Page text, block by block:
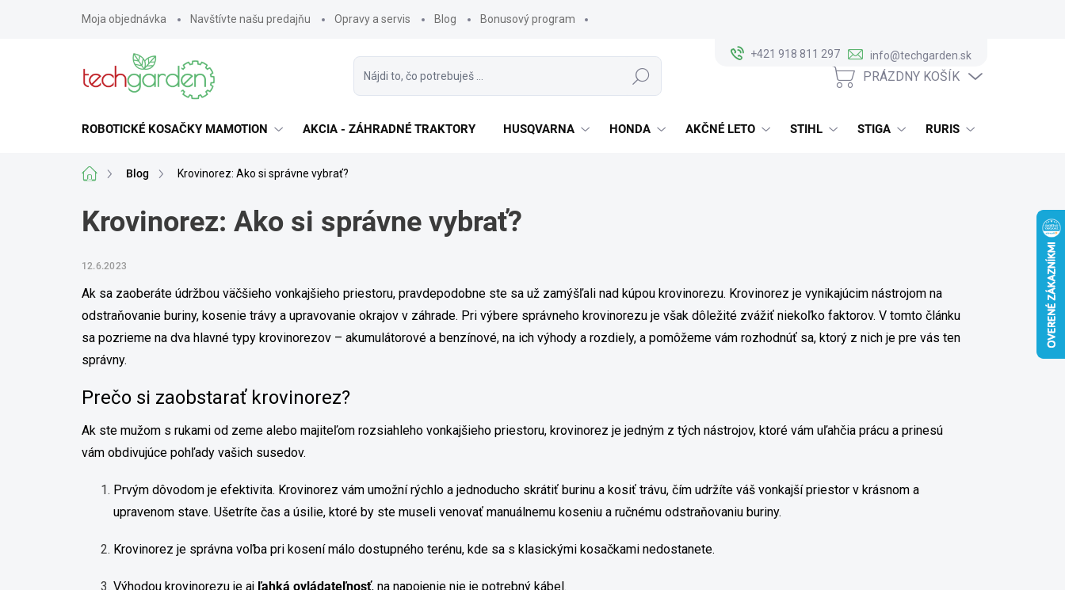
+421 918 811 297
info@techgarden.sk
Moja objednávka Navštívte našu predajňu Opravy a servis Blog Bonusový program
Hľadať
NÁKUPNÝ
PRÁZDNY KOŠÍK
ROBOTICKÉ KOSAČKY MAMOTION AKCIA - ZÁHRADNÉ TRAKTORY HUSQVARNA HONDA AKČNÉ LETO STIHL STIGA RURIS
DomovBlog Krovinorez: Ako si správne vybrať?
Krovinorez: Ako si správne vybrať?
12.6.2023
Ak sa zaoberáte údržbou väčšieho vonkajšieho priestoru, pravdepodobne ste sa už zamýšľali nad kúpou krovinorezu. Krovinorez je vynikajúcim nástrojom na
odstraňovanie buriny, kosenie trávy a upravovanie okrajov v záhrade. Pri výbere správneho krovinorezu je však dôležité zvážiť niekoľko faktorov. V tomto článku
sa pozrieme na dva hlavné typy krovinorezov – akumulátorové a benzínové, na ich výhody a rozdiely, a pomôžeme vám rozhodnúť sa, ktorý z nich je pre vás ten
správny.
Prečo si zaobstarať krovinorez?
Ak ste mužom s rukami od zeme alebo majiteľom rozsiahleho vonkajšieho priestoru, krovinorez je jedným z tých nástrojov, ktoré vám uľahčia prácu a prinesú
vám obdivujúce pohľady vašich susedov.
Prvým dôvodom je efektivita. Krovinorez vám umožní rýchlo a jednoducho skrátiť burinu a kosiť trávu, čím udržíte váš vonkajší priestor v krásnom a
upravenom stave. Ušetríte čas a úsilie, ktoré by ste museli venovať manuálnemu koseniu a ručnému odstraňovaniu buriny.
Krovinorez je správna voľba pri kosení málo dostupného terénu, kde sa s klasickými kosačkami nedostanete.
Výhodou krovinorezu je aj ľahká ovládateľnosť, na napojenie nie je potrebný kábel.